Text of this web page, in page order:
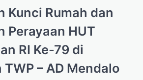
Kunci Rumah dan
Perayaan HUT
RI Ke-79 di
– AD Mendalo